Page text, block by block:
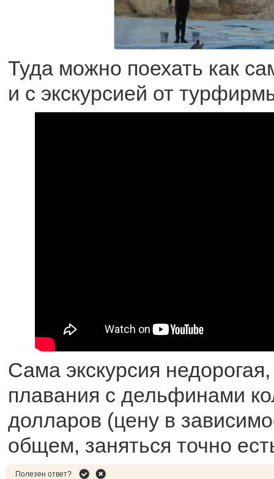
Туда можно поехать как
и с экскурсией от
Сама экскурсия
плавания с дельфинами
долларов (цену в
общем, заняться точно
Полезен ответ?